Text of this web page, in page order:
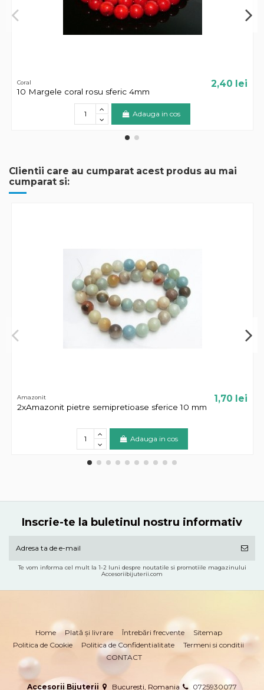
Coral
10 Margele coral rosu sferic 4mm
2,40 lei
Adauga in cos
Clientii care au cumparat acest produs au mai
cumparat si:
Amazonit
2xAmazonit pietre semipretioase sferice 10 mm
1,70 lei
Adauga in cos
Inscrie-te la buletinul nostru informativ
Te vom informa cel mult la 1-2 luni despre noutatile si promotiile magazinului
Accesoriibijuterii.com
Home Plată și livrare Întrebări frecvente
Sitemap
Politica de Cookie
Politica de Confidentialitate
Termeni si conditii
CONTACT
Accesorii Bijuterii Bucuresti, Romania 0725930077